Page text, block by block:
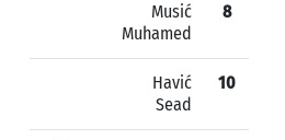
Musić
Muhamed
8
Havić
Sead
10